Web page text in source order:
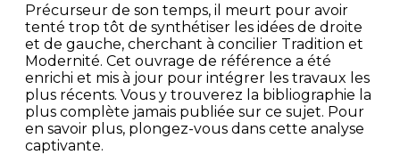
Précurseur de son temps, il meurt pour avoir
tenté trop tôt de synthétiser les idées de droite
et de gauche, cherchant à concilier Tradition et
Modernité. Cet ouvrage de référence a été
enrichi et mis à jour pour intégrer les travaux les
plus récents. Vous y trouverez la bibliographie la
plus complète jamais publiée sur ce sujet. Pour
en savoir plus, plongez-vous dans cette analyse
captivante.